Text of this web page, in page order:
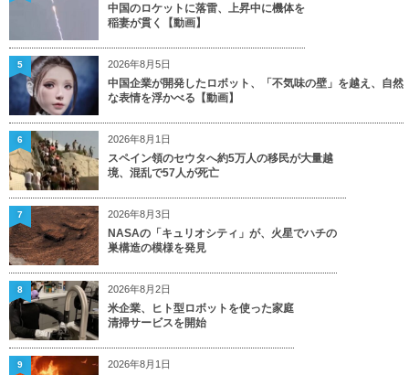
中国のロケットに落雷、上昇中に機体を
稲妻が貫く【動画】
2026年8月5日
中国企業が開発したロボット、「不気味の壁」を越え、自然
な表情を浮かべる【動画】
5
2026年8月1日
スペイン領のセウタへ約5万人の移民が大量越
境、混乱で57人が死亡
6
2026年8月3日
NASAの「キュリオシティ」が、火星でハチの
巣構造の模様を発見
7
2026年8月2日
米企業、ヒト型ロボットを使った家庭
清掃サービスを開始
8
2026年8月1日
9